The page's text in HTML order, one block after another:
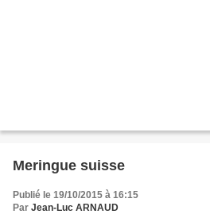
Meringue suisse
Publié le 19/10/2015 à 16:15
Par Jean-Luc ARNAUD